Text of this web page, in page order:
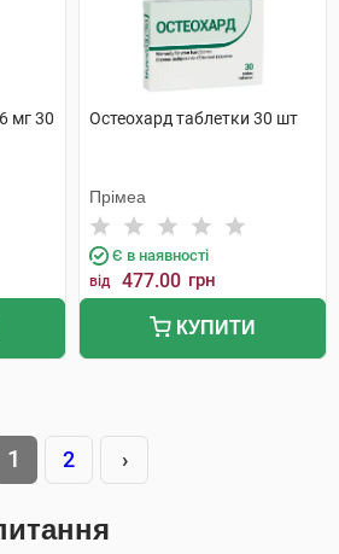
мг 30
Остеохард таблетки 30 шт
Прімеа
Є в наявності
від 477.00 грн
КУПИТИ
1 2 ›